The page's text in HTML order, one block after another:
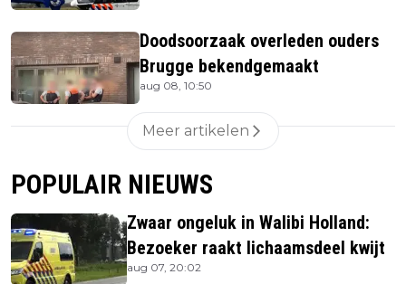
Doodsoorzaak overleden ouders
Brugge bekendgemaakt
aug 08, 10:50
Meer artikelen
POPULAIR NIEUWS
Zwaar ongeluk in Walibi Holland:
Bezoeker raakt lichaamsdeel kwijt
aug 07, 20:02